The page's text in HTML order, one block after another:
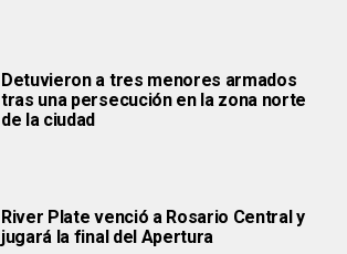
Detuvieron a tres menores armados
tras una persecución en la zona norte
de la ciudad
River Plate venció a Rosario Central y
jugará la final del Apertura